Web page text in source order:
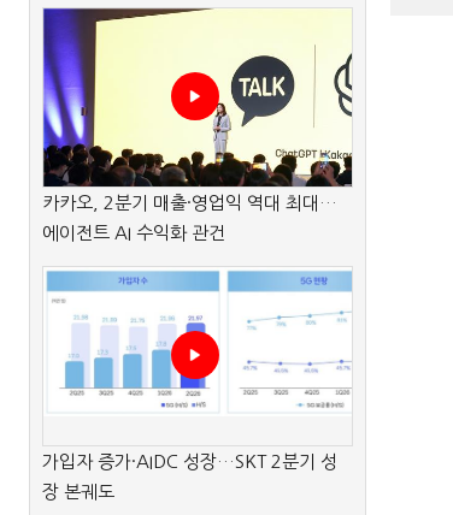
카카오, 2분기 매출·영업익 역대 최대…
에이전트 AI 수익화 관건
가입자 증가·AIDC 성장…SKT 2분기 성
장 본궤도